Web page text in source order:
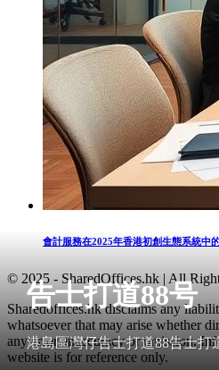
告士打道88号
港島區灣仔告士打道88告士打
會計服務在2025年香港初創生態系統中
© 2025 - SharedOffices.hk | All
Sharedoffices.hk disclaims any
whatsoever that may arise whether
any error, inaccuracy or omission.
website is for reference only.